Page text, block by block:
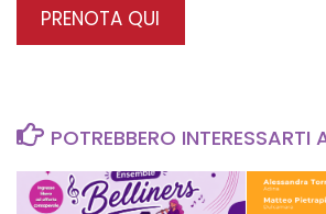
PRENOTA QUI
POTREBBERO INTERESSARTI